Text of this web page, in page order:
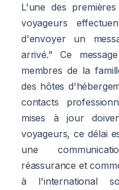
L'une des
voyageurs
d'envoyer un
arrivé." Ce
membres de la
des hôtes
contacts
mises à jour
voyageurs, ce délai
une
réassurance et
à l'international